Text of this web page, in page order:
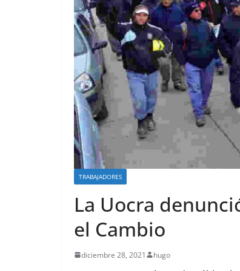
TRABAJADORES
La Uocra
el Cambio
diciembre 28, 2021 hugo